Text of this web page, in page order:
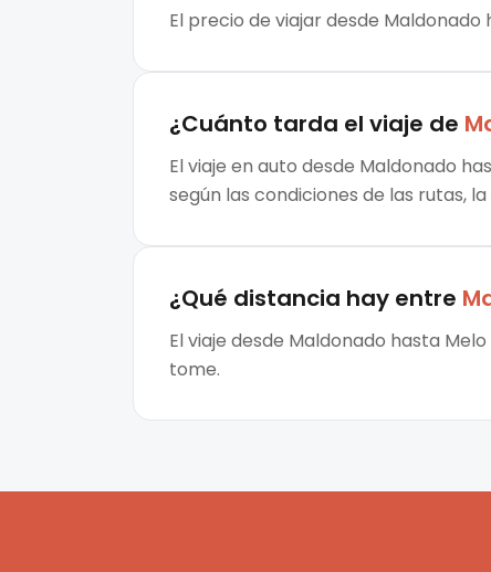
El precio de viajar desde
¿Cuánto tarda el viaje de
El viaje en auto desde Maldonado
según las condiciones de las rutas,
¿Qué distancia hay entre
El viaje desde Maldonado hasta
tome.